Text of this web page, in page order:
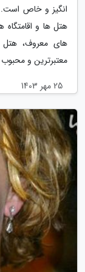
انگیز و خاص است.
هتل ها و
های معروف،
معتبرترین و
25 مهر 1403